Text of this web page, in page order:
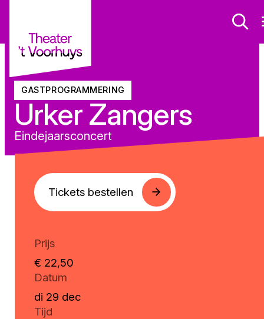
Urker Zangers
Eindejaarsconcert
GASTPROGRAMMERING
Tickets bestellen
Prijs
€ 22,50
Datum
di 29 dec
Tijd